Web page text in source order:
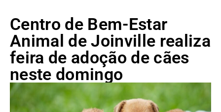
Centro de Bem-Estar
Animal de Joinville realiza
feira de adoção de cães
neste domingo